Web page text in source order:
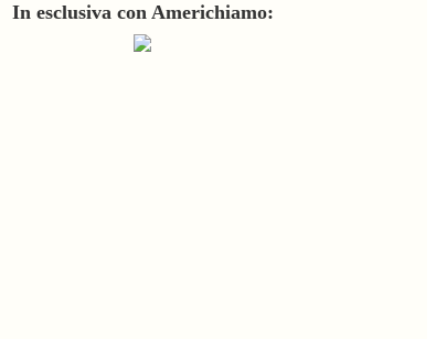
In esclusiva con Americhiamo: